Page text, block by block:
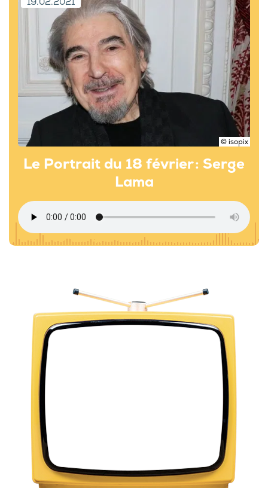
© isopix
Le Portrait du 18 février : Serge
Lama